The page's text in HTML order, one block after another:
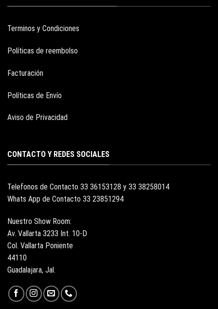
Terminos y Condiciones
Políticas de reembolso
Facturación
Políticas de Envío
Aviso de Privacidad
CONTACTO Y REDES SOCIALES
Telefonos de Contacto 33 36153128 y 33 38258014
Whats App de Contacto 33 23851294
Nuestro Show Room:
Av. Vallarta 3233 Int. 10-D
Col. Vallarta Poniente
44110
Guadalajara, Jal.